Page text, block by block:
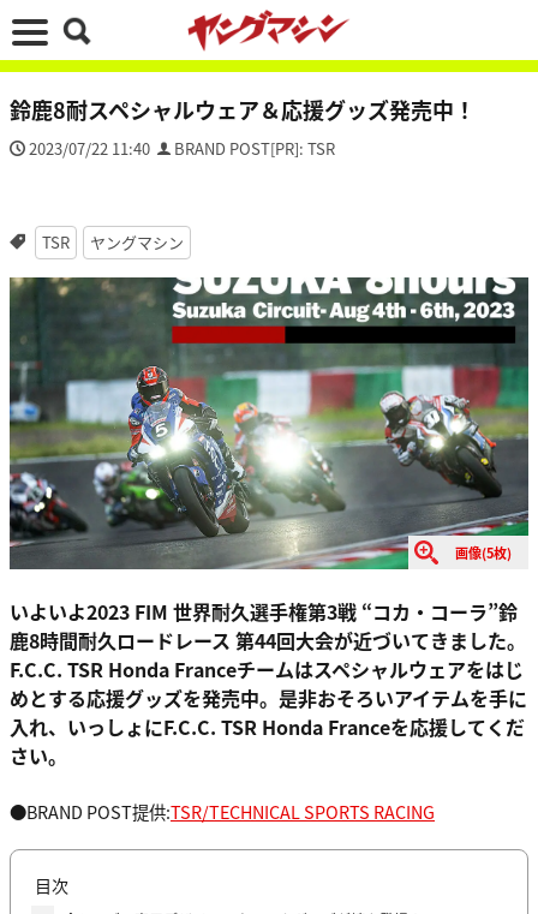
鈴鹿8耐スペシャルウェア＆応援グッズ発売中！
2023/07/22 11:40 BRAND POST[PR]: TSR
TSR ヤングマシン
画像(5枚)
いよいよ2023 FIM 世界耐久選⼿権第3戦 “コカ・コーラ”鈴
⿅8時間耐久ロードレース 第44回⼤会が近づいてきました。
F.C.C. TSR Honda Franceチームはスペシャルウェアをはじ
めとする応援グッズを発売中。是非おそろいアイテムを手に
入れ、いっしょにF.C.C. TSR Honda Franceを応援してくだ
さい。
●BRAND POST提供:TSR/TECHNICAL SPORTS RACING
目次